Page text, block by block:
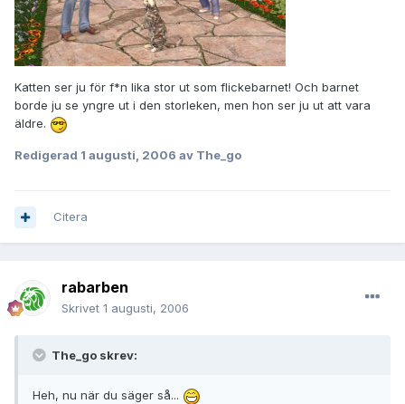
Katten ser ju för f*n lika stor ut som flickebarnet! Och barnet
borde ju se yngre ut i den storleken, men hon ser ju ut att vara
äldre.
Redigerad 1 augusti, 2006 av The_go
Citera
rabarben
Skrivet 1 augusti, 2006
The_go skrev:
Heh, nu när du säger så...